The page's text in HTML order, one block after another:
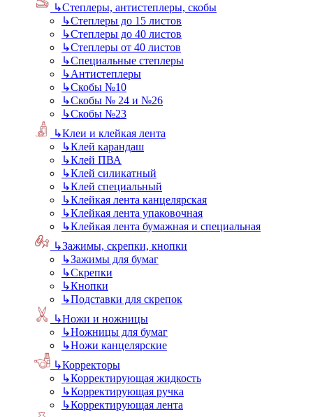
↳Степлеры, антистеплеры, скобы
↳Степлеры до 15 листов
↳Степлеры до 40 листов
↳Степлеры от 40 листов
↳Специальные степлеры
↳Антистеплеры
↳Скобы №10
↳Скобы № 24 и №26
↳Скобы №23
↳Клеи и клейкая лента
↳Клей карандаш
↳Клей ПВА
↳Клей силикатный
↳Клей специальный
↳Клейкая лента канцелярская
↳Клейкая лента упаковочная
↳Клейкая лента бумажная и специальная
↳Зажимы, скрепки, кнопки
↳Зажимы для бумаг
↳Скрепки
↳Кнопки
↳Подставки для скрепок
↳Ножи и ножницы
↳Ножницы для бумаг
↳Ножи канцелярские
↳Корректоры
↳Корректирующая жидкость
↳Корректирующая ручка
↳Корректирующая лента